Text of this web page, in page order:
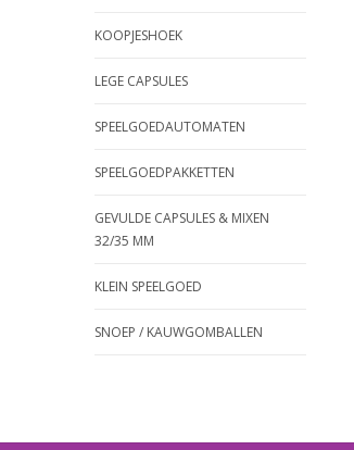
KOOPJESHOEK
LEGE CAPSULES
SPEELGOEDAUTOMATEN
SPEELGOEDPAKKETTEN
GEVULDE CAPSULES & MIXEN
32/35 MM
KLEIN SPEELGOED
SNOEP / KAUWGOMBALLEN